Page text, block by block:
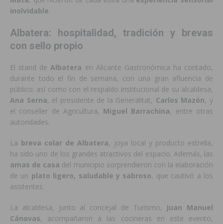
inolvidable.
Albatera: hospitalidad, tradición y brevas
con sello propio
El stand deAlbatera en Alicante Gastronómica ha contado,
durante todo el fin de semana, con una gran afluencia de
público; así como con el respaldo institucional de su alcaldesa,
Ana Serna, el presidente de la Generalitat, Carlos Mazón, y
el conseller de Agricultura, Miguel Barrachina, entre otras
autoridades.
La breva colar de Albatera, joya local y producto estrella,
ha sido uno de los grandes atractivos del espacio. Además, las
amas de casa del municipio sorprendieron con la elaboración
de un plato ligero, saludable y sabroso, que cautivó a los
asistentes.
La alcaldesa, junto al concejal de Turismo, Juan Manuel
Cánovas, acompañaron a las cocineras en este evento,